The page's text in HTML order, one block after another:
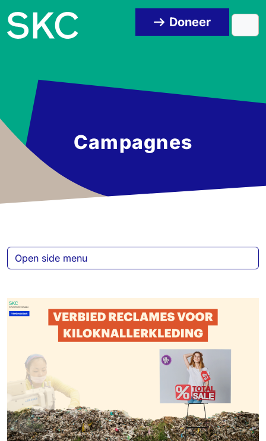
Doneer
Campagnes
Open side menu